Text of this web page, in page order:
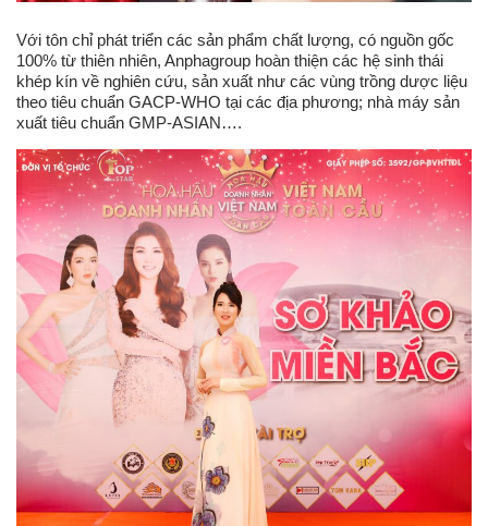
Với tôn chỉ phát triển các sản phẩm chất lượng, có nguồn gốc
100% từ thiên nhiên, Anphagroup hoàn thiện các hệ sinh thái
khép kín về nghiên cứu, sản xuất như các vùng trồng dược liệu
theo tiêu chuẩn GACP-WHO tại các địa phương; nhà máy sản
xuất tiêu chuẩn GMP-ASIAN….